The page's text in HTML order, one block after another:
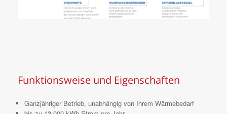
Funktionsweise und Eigenschaften
Ganzjähriger Betrieb, unabhängig von Ihrem Wärmebedarf